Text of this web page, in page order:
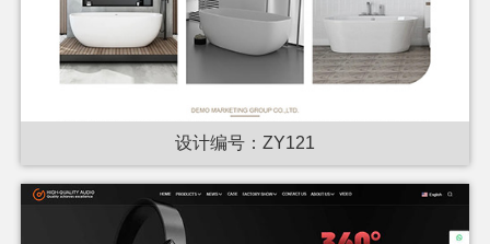
设计编号：ZY121